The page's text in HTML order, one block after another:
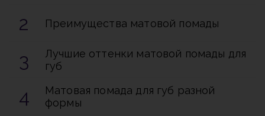
Преимущества матовой помады
Лучшие оттенки матовой помады для
губ
Матовая помада для губ разной
формы